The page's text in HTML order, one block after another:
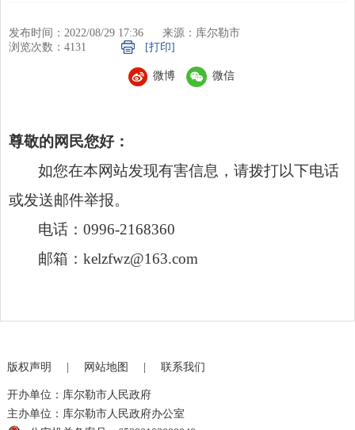
发布时间：2022/08/29 17:36
来源：库尔勒市
浏览次数： 4131 [打印]
微博 微信
尊敬的网民您好：
如您在本网站发现有害信息，请拨打以下电话
或发送邮件举报。
电话：0996-2168360
邮箱：kelzfwz@163.com
版权声明 | 网站地图 | 联系我们
开办单位：库尔勒市人民政府
主办单位：库尔勒市人民政府办公室